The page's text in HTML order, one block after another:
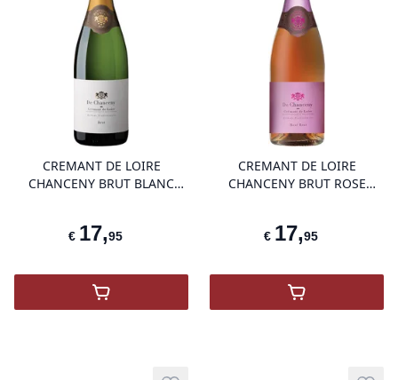
CREMANT DE LOIRE
CHANCENY BRUT BLANC
€ 17,95
product variant items in cart, view
,CREMANT DE LOIRE CHANCENY BRUT
CREMANT DE LOIRE
CHANCENY BRUT ROSE
€ 17,95
,CREMANT